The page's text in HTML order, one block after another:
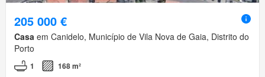
205 000 €
Casa em Canidelo, Município de Vila Nova de Gaia, Distrito do
Porto
1
168 m²